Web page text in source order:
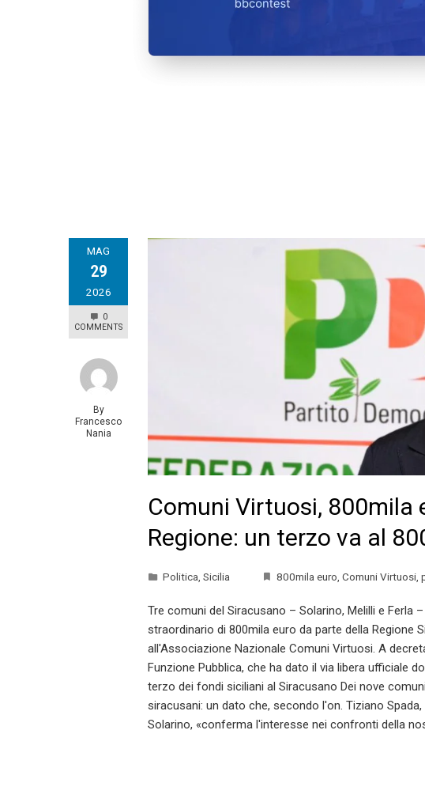
MAG
29
2026
0
COMMENTS
By
Francesco
Nania
Comuni Virtuosi, 800mila
Regione: un terzo va al
Politica Sicilia 800mila euro Comuni Virtuosi
Tre comuni del Siracusano – Solarino, Melilli e Ferla
straordinario di 800mila euro da parte della Regione
all'Associazione Nazionale Comuni Virtuosi. A
Funzione Pubblica, che ha dato il via libera ufficiale
terzo dei fondi siciliani al Siracusano Dei nove
siracusani: un dato che, secondo l'on. Tiziano
Solarino, «conferma l'interesse nei confronti della